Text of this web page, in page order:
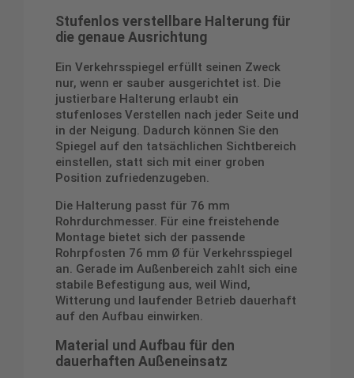
Stufenlos verstellbare Halterung für
die genaue Ausrichtung
Ein Verkehrsspiegel erfüllt seinen Zweck
nur, wenn er sauber ausgerichtet ist. Die
justierbare Halterung erlaubt ein
stufenloses Verstellen nach jeder Seite und
in der Neigung. Dadurch können Sie den
Spiegel auf den tatsächlichen Sichtbereich
einstellen, statt sich mit einer groben
Position zufriedenzugeben.
Die Halterung passt für 76 mm
Rohrdurchmesser. Für eine freistehende
Montage bietet sich der passende
Rohrpfosten 76 mm Ø für Verkehrsspiegel
an. Gerade im Außenbereich zahlt sich eine
stabile Befestigung aus, weil Wind,
Witterung und laufender Betrieb dauerhaft
auf den Aufbau einwirken.
Material und Aufbau für den
dauerhaften Außeneinsatz